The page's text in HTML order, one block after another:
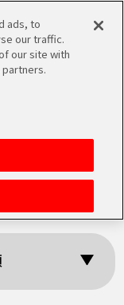
MEN
索
ads, to
our traffic.
our site with